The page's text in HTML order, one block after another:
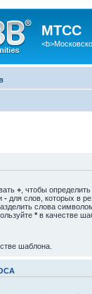
МТСС
+ , чтобы
- для слов, которых в
слова
* в качестве
шаблона.